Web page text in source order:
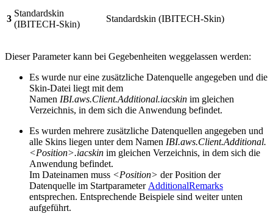
3
Standardskin
(IBITECH-Skin)
Standardskin (IBITECH-Skin)
Dieser Parameter kann bei Gegebenheiten weggelassen werden:
Es wurde nur eine zusätzliche Datenquelle angegeben und die
Skin-Datei liegt mit dem
Namen IBI.aws.Client.Additional.iacskin im gleichen
Verzeichnis, in dem sich die Anwendung befindet.
Es wurden mehrere zusätzliche Datenquellen angegeben und
alle Skins liegen unter dem Namen IBI.aws.Client.Additional.
<Position>.iacskin im gleichen Verzeichnis, in dem sich die
Anwendung befindet.
Im Dateinamen muss <Position> der Position der
Datenquelle im Startparameter AdditionalRemarks
entsprechen. Entsprechende Beispiele sind weiter unten
aufgeführt.